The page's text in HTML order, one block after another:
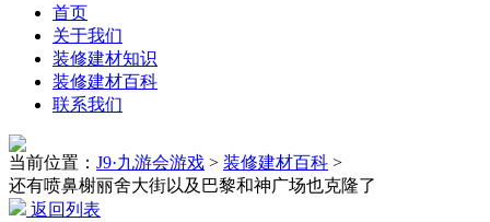
首页
关于我们
装修建材知识
装修建材百科
联系我们
当前位置： J9·九游会游戏 > 装修建材百科 >
还有喷鼻榭丽舍大街以及巴黎和神广场也克隆了
返回列表